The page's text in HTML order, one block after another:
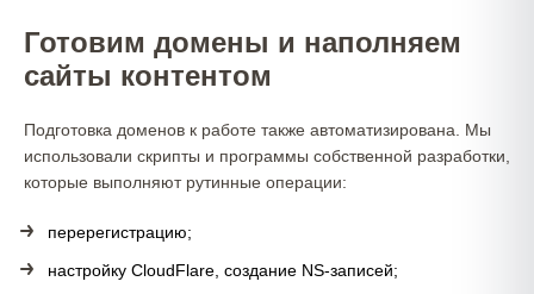
Готовим домены и наполняем
сайты контентом
Подготовка доменов к работе также автоматизирована. Мы
использовали скрипты и программы собственной разработки,
которые выполняют рутинные операции:
перерегистрацию;
настройку CloudFlare, создание NS-записей;